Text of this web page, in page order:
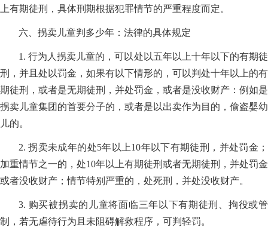
上有期徒刑，具体刑期根据犯罪情节的严重程度而定。
六、拐卖儿童判多少年：法律的具体规定
1. 行为人拐卖儿童的，可以处以五年以上十年以下的有期徒
刑，并且处以罚金，如果有以下情形的，可以判处十年以上的有
期徒刑，或者是无期徒刑，并处罚金，或者是没收财产：例如是
拐卖儿童集团的首要分子的，或者是以出卖作为目的，偷盗婴幼
儿的。
2. 拐卖未成年的处5年以上10年以下有期徒刑，并处罚金；
加重情节之一的，处10年以上有期徒刑或者无期徒刑，并处罚金
或者没收财产；情节特别严重的，处死刑，并处没收财产。
3. 购买被拐卖的儿童将面临三年以下有期徒刑、拘役或管
制，若无虐待行为且未阻碍解救程序，可判轻罚。